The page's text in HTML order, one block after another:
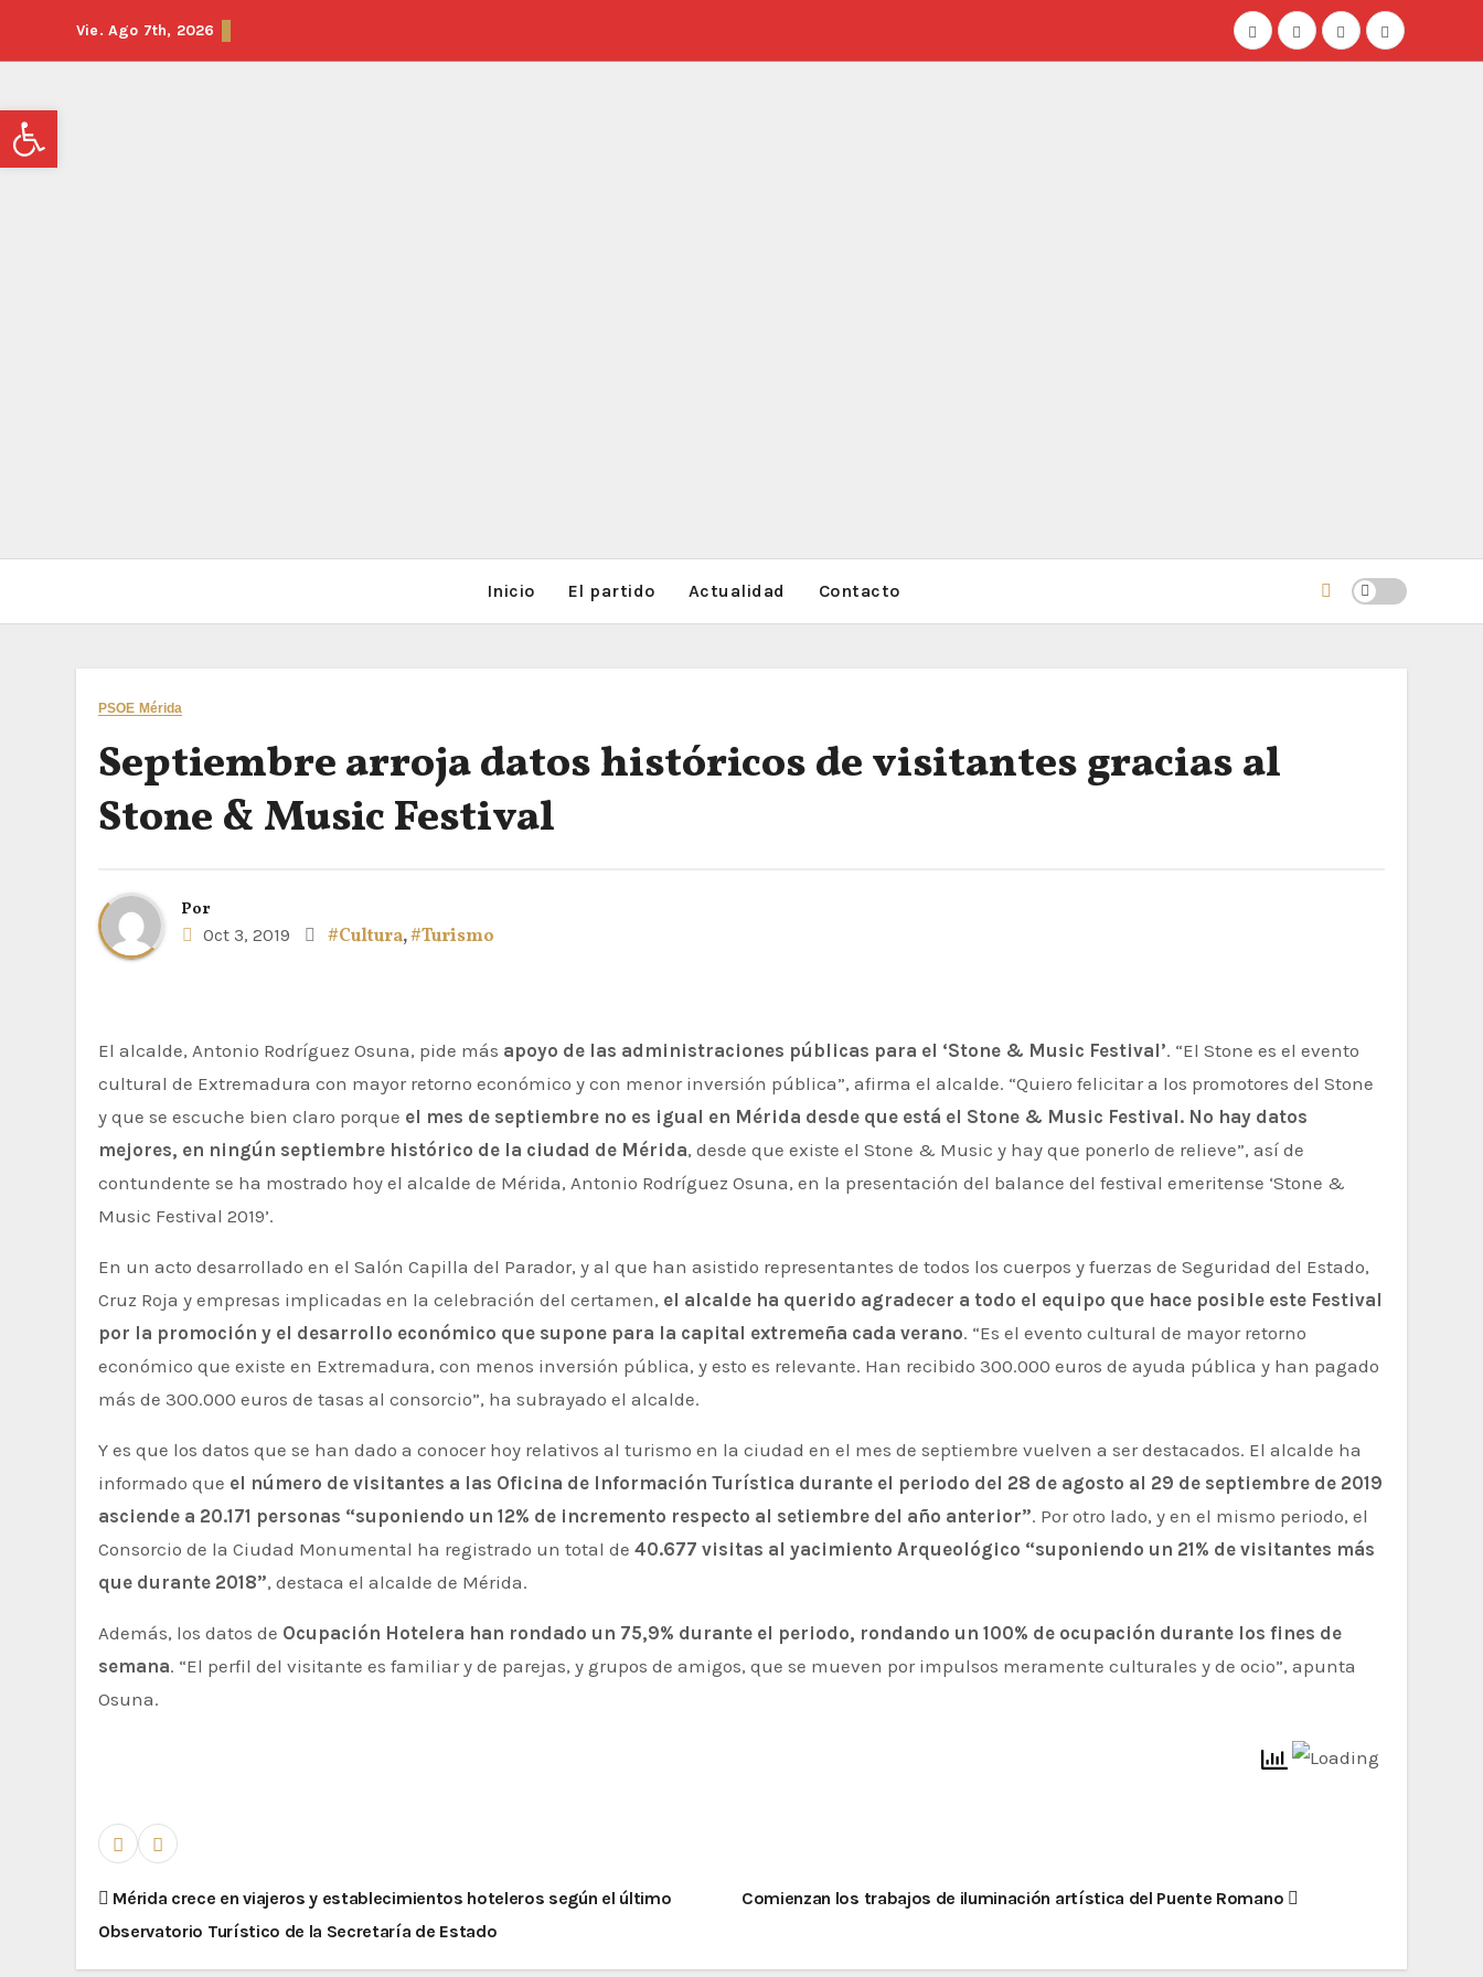
Vie. Ago 7th, 2026
Inicio El partido Actualidad Contacto
PSOE Mérida
Septiembre arroja datos históricos de visitantes gracias al
Stone & Music Festival
Por
Oct 3, 2019
#Cultura,#Turismo
El alcalde, Antonio Rodríguez Osuna, pide más apoyo de las administraciones públicas para el ‘Stone & Music Festival’. “El Stone es el evento
cultural de Extremadura con mayor retorno económico y con menor inversión pública”, afirma el alcalde. “Quiero felicitar a los promotores del Stone
y que se escuche bien claro porque el mes de septiembre no es igual en Mérida desde que está el Stone & Music Festival. No hay datos
mejores, en ningún septiembre histórico de la ciudad de Mérida, desde que existe el Stone & Music y hay que ponerlo de relieve”, así de
contundente se ha mostrado hoy el alcalde de Mérida, Antonio Rodríguez Osuna, en la presentación del balance del festival emeritense ‘Stone &
Music Festival 2019’.
En un acto desarrollado en el Salón Capilla del Parador, y al que han asistido representantes de todos los cuerpos y fuerzas de Seguridad del Estado,
Cruz Roja y empresas implicadas en la celebración del certamen, el alcalde ha querido agradecer a todo el equipo que hace posible este Festival
por la promoción y el desarrollo económico que supone para la capital extremeña cada verano. “Es el evento cultural de mayor retorno
económico que existe en Extremadura, con menos inversión pública, y esto es relevante. Han recibido 300.000 euros de ayuda pública y han pagado
más de 300.000 euros de tasas al consorcio”, ha subrayado el alcalde.
Y es que los datos que se han dado a conocer hoy relativos al turismo en la ciudad en el mes de septiembre vuelven a ser destacados. El alcalde ha
informado que el número de visitantes a las Oficina de Información Turística durante el periodo del 28 de agosto al 29 de septiembre de 2019
asciende a 20.171 personas “suponiendo un 12% de incremento respecto al setiembre del año anterior”. Por otro lado, y en el mismo periodo, el
Consorcio de la Ciudad Monumental ha registrado un total de 40.677 visitas al yacimiento Arqueológico “suponiendo un 21% de visitantes más
que durante 2018”, destaca el alcalde de Mérida.
Además, los datos de Ocupación Hotelera han rondado un 75,9% durante el periodo, rondando un 100% de ocupación durante los fines de
semana. “El perfil del visitante es familiar y de parejas, y grupos de amigos, que se mueven por impulsos meramente culturales y de ocio”, apunta
Osuna.
Mérida crece en viajeros y establecimientos hoteleros según el último
Observatorio Turístico de la Secretaría de Estado
Comienzan los trabajos de iluminación artística del Puente Romano
Abrir barra de herramientas